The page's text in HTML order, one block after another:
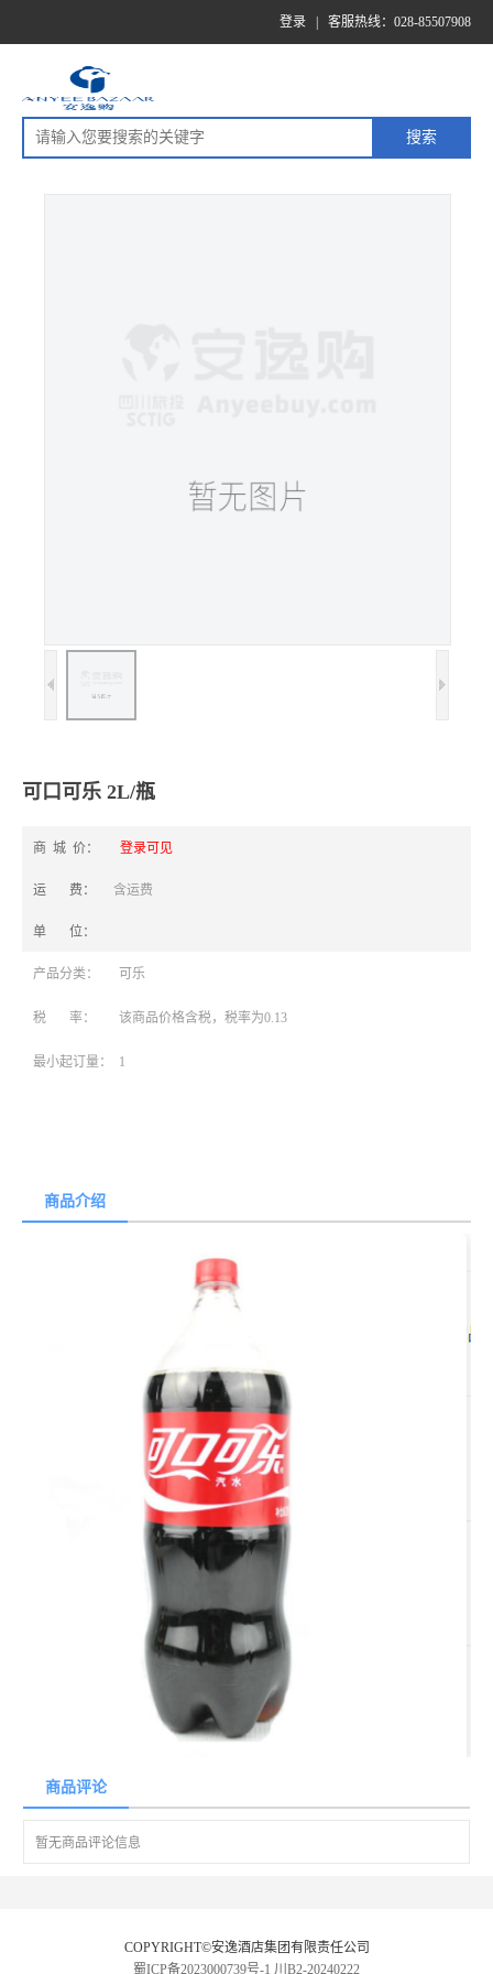
登录 客服热线：028-85507908
可口可乐 2L/瓶
商 城 价： 登录可见
运 费： 含运费
单 位：
产品分类： 可乐
税 率： 该商品价格含税，税率为0.13
最小起订量： 1
商品介绍
商品评论
暂无商品评论信息
COPYRIGHT©安逸酒店集团有限责任公司
蜀ICP备2023000739号-1 川B2-20240222